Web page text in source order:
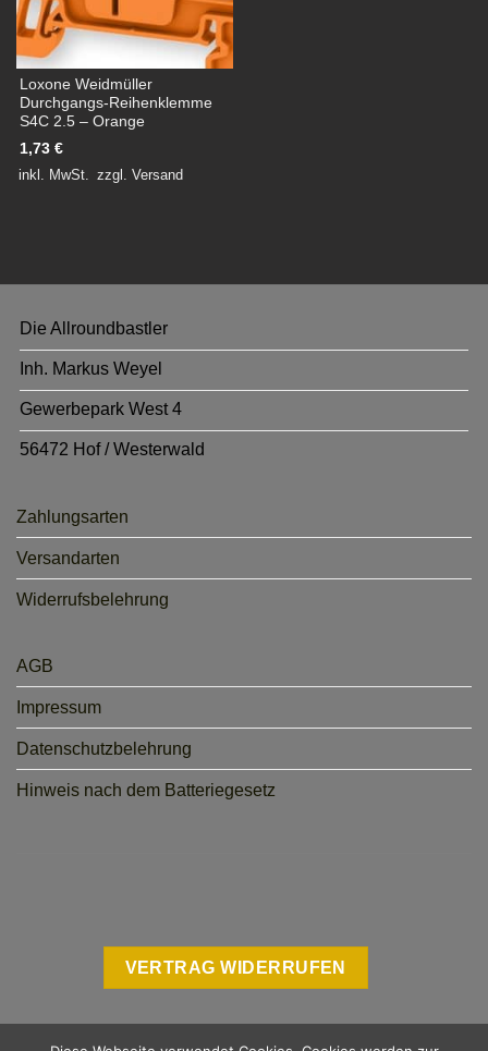
Loxone Weidmüller
Durchgangs-Reihenklemme
S4C 2.5 – Orange
1,73 €
inkl. MwSt.
zzgl. Versand
Die Allroundbastler
Inh. Markus Weyel
Gewerbepark West 4
56472 Hof / Westerwald
Zahlungsarten
Versandarten
Widerrufsbelehrung
AGB
Impressum
Datenschutzbelehrung
Hinweis nach dem Batteriegesetz
VERTRAG WIDERRUFEN